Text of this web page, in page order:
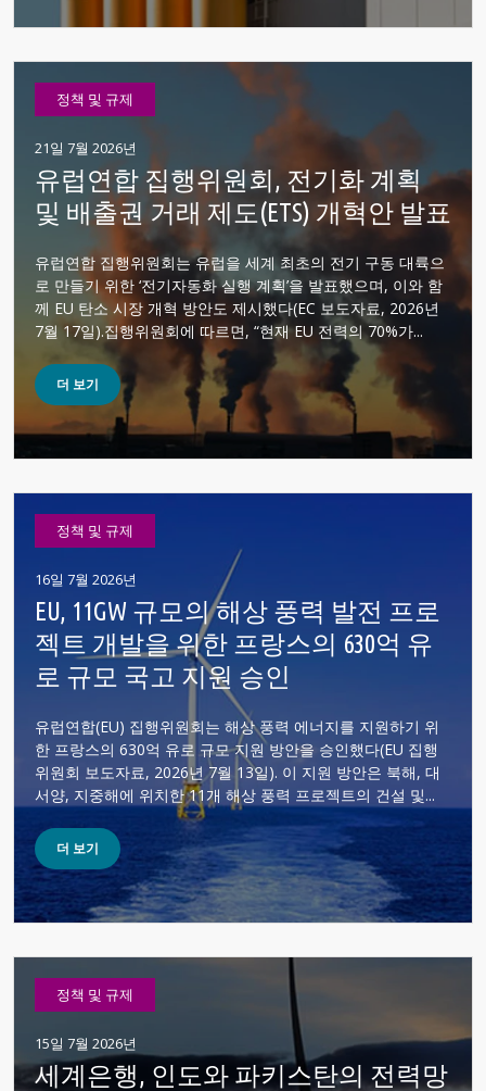
정책 및 규제
21일 7월 2026년
유럽연합 집행위원회, 전기화 계획
및 배출권 거래 제도(ETS) 개혁안 발표
유럽연합 집행위원회는 유럽을 세계 최초의 전기 구동 대륙으
로 만들기 위한 ‘전기자동화 실행 계획’을 발표했으며, 이와 함
께 EU 탄소 시장 개혁 방안도 제시했다(EC 보도자료, 2026년
7월 17일).집행위원회에 따르면, “현재 EU 전력의 70%가...
더 보기
정책 및 규제
16일 7월 2026년
EU, 11GW 규모의 해상 풍력 발전 프로
젝트 개발을 위한 프랑스의 630억 유
로 규모 국고 지원 승인
유럽연합(EU) 집행위원회는 해상 풍력 에너지를 지원하기 위
한 프랑스의 630억 유로 규모 지원 방안을 승인했다(EU 집행
위원회 보도자료, 2026년 7월 13일). 이 지원 방안은 북해, 대
서양, 지중해에 위치한 11개 해상 풍력 프로젝트의 건설 및...
더 보기
정책 및 규제
15일 7월 2026년
세계은행, 인도와 파키스탄의 전력망